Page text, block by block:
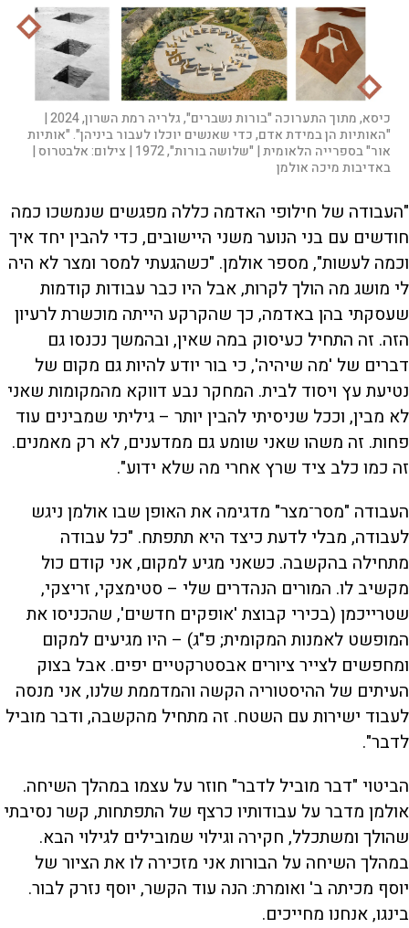
כיסא, מתוך התערוכה "בורות נשברים", גלריה רמת השרון, 2024 |
"האותיות הן במידת אדם, כדי שאנשים יוכלו לעבור ביניהן". "אותיות
אור" בספרייה הלאומית | "שלושה בורות", 1972 |
צילום:אלבטרוס |
באדיבות מיכה אולמן
"העבודה של חילופי האדמה כללה מפגשים שנמשכו כמה
חודשים עם בני הנוער משני היישובים, כדי להבין יחד איך
וכמה לעשות", מספר אולמן. "כשהגעתי למסר ומצר לא היה
לי מושג מה הולך לקרות, אבל היו כבר עבודות קודמות
שעסקתי בהן באדמה, כך שהקרקע הייתה מוכשרת לרעיון
הזה. זה התחיל כעיסוק במה שאין, ובהמשך נכנסו גם
דברים של 'מה שיהיה', כי בור יודע להיות גם מקום של
נטיעת עץ ויסוד לבית. המחקר נבע דווקא מהמקומות שאני
לא מבין, וככל שניסיתי להבין יותר – גיליתי שמבינים עוד
פחות. זה משהו שאני שומע גם ממדענים, לא רק מאמנים.
זה כמו כלב ציד שרץ אחרי מה שלא ידוע".
העבודה "מסר־מצר" מדגימה את האופן שבו אולמן ניגש
לעבודה, מבלי לדעת כיצד היא תתפתח. "כל עבודה
מתחילה בהקשבה. כשאני מגיע למקום, אני קודם כול
מקשיב לו. המורים הנהדרים שלי – סטימצקי, זריצקי,
שטרייכמן (בכירי קבוצת 'אופקים חדשים', שהכניסו את
המופשט לאמנות המקומית; פ"ג) – היו מגיעים למקום
ומחפשים לצייר ציורים אבסטרקטיים יפים. אבל בצוק
העיתים של ההיסטוריה הקשה והמדממת שלנו, אני מנסה
לעבוד ישירות עם השטח. זה מתחיל מהקשבה, ודבר מוביל
לדבר".
הביטוי "דבר מוביל לדבר" חוזר על עצמו במהלך השיחה.
אולמן מדבר על עבודותיו כרצף של התפתחות, קשר נסיבתי
שהולך ומשתכלל, חקירה וגילוי שמובילים לגילוי הבא.
במהלך השיחה על הבורות אני מזכירה לו את הציור של
יוסף מכיתה ב' ואומרת: הנה עוד הקשר, יוסף נזרק לבור.
בינגו, אנחנו מחייכים.